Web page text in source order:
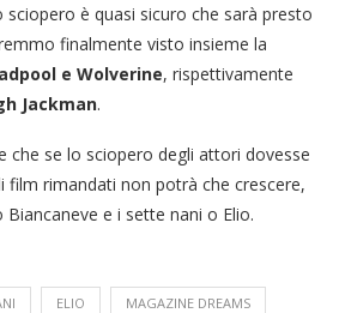
sciopero è quasi sicuro che sarà presto
finalmente visto insieme la
e Wolverine, rispettivamente
Jackman.
che se lo sciopero degli attori dovesse
film rimandati non potrà che crescere,
e i sette nani o Elio.
ELIO MAGAZINE DREAMS